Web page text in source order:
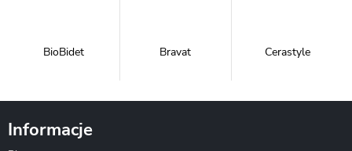
BioBidet Bravat Cerastyle
Informacje